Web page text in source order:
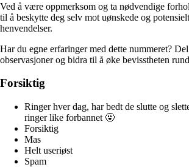
Ved å være oppmerksom og ta nødvendige
til å beskytte deg selv mot uønskede og
henvendelser.
Har du egne erfaringer med dette nummeret?
observasjoner og bidra til å øke bevisstheten
Forsiktig
Ringer hver dag, har bedt de slutte og
ringer like forbannet 🤬
Forsiktig
Mas
Helt useriøst
Spam